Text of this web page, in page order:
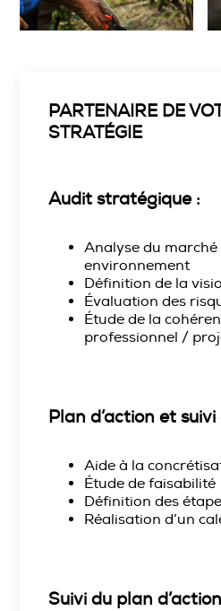
PARTENAIRE DE
STRATÉGIE
Audit stratégique :
Analyse du marché
environnement
Définition de la
Évaluation des
Étude de la
professionnel /
Plan d’action et
Aide à la
Étude de faisabilité
Définition des
Réalisation d’un
Suivi du plan